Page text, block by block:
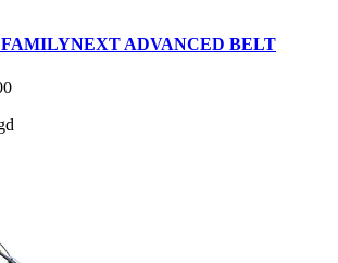
ADVANCED BELT